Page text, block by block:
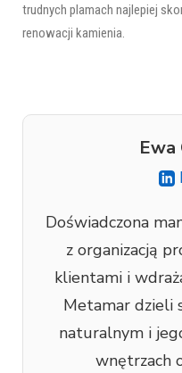
trudnych plamach najlepiej
renowacji kamienia.
Doświadczona
z organizacją
klientami i
Metamar dzieli
naturalnym i
wnętrzach